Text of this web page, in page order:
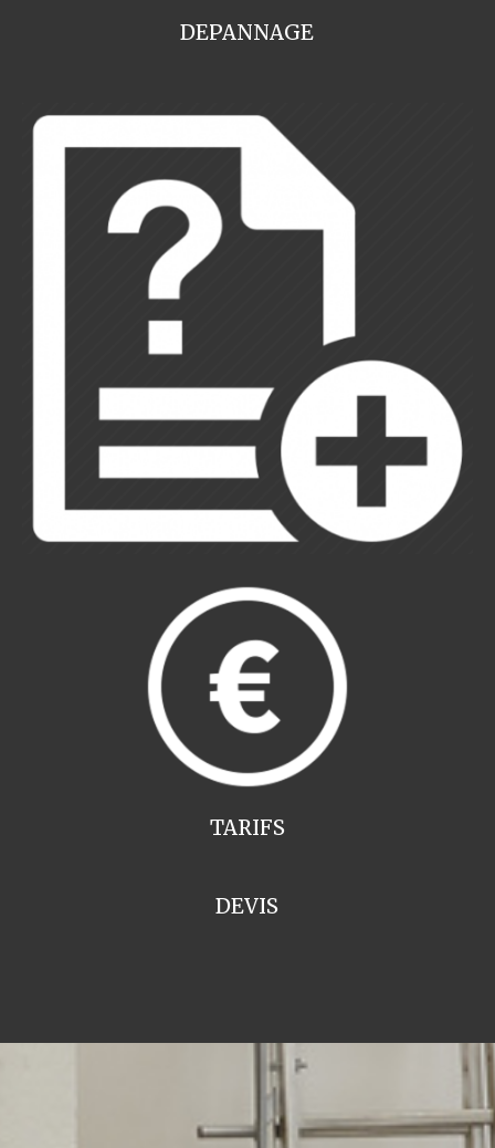
DEPANNAGE
TARIFS
DEVIS